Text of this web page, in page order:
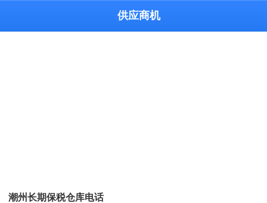
供应商机
潮州长期保税仓库电话